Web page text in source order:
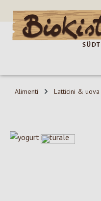
al contenuto principale
Salta alla ricerca
Passa alla navigazione
Alimenti Latticini & uova
Salta la galleria di immagini